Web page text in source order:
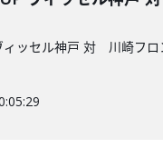
ィッセル神戸 対 川崎フロ